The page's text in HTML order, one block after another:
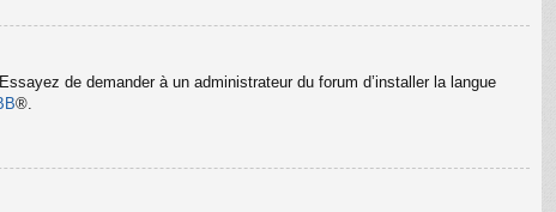
de demander à un administrateur du forum d’installer la langue
®.